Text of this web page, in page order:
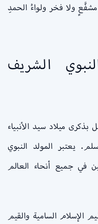
ولا فخر ولواءُ الحمدِ
الشريف
بذكرى ميلاد سيد الأنبياء
يعتبر المولد النبوي
في جميع أنحاء العالم
الإسلام السامية والقيم